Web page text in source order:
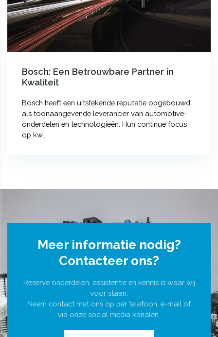
Bosch: Een Betrouwbare Partner in
Kwaliteit
Bosch heeft een uitstekende reputatie opgebouwd
als toonaangevende leverancier van automotive-
onderdelen en technologieën. Hun continue focus
op kw...
Meer informatie nodig?
Contacteer ons?
Reserve onderdelen, assistentie en kennis is waar wij
voor staan.
Neem contact met ons op per telefoon, e-mail of
via onze social media kanalen.